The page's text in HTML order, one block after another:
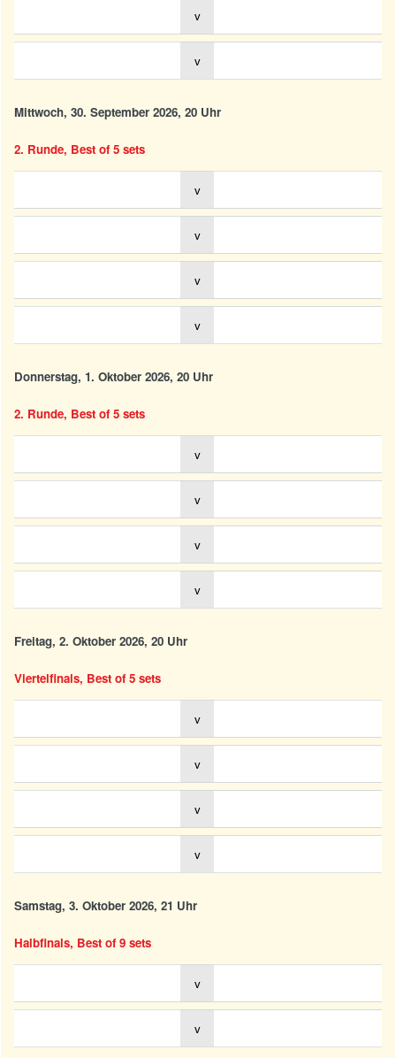
v
v
Mittwoch, 30. September 2026, 20 Uhr
2. Runde, Best of 5 sets
v
v
v
v
Donnerstag, 1. Oktober 2026, 20 Uhr
2. Runde, Best of 5 sets
v
v
v
v
Freitag, 2. Oktober 2026, 20 Uhr
Viertelfinals, Best of 5 sets
v
v
v
v
Samstag, 3. Oktober 2026, 21 Uhr
Halbfinals, Best of 9 sets
v
v